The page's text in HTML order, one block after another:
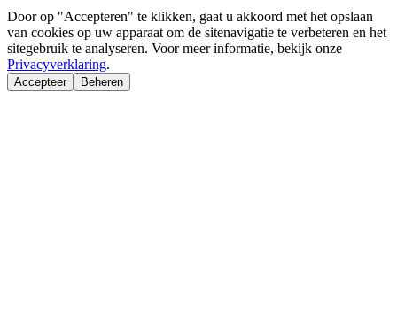
Door op "Accepteren" te klikken, gaat u akkoord met het opslaan
van cookies op uw apparaat om de sitenavigatie te verbeteren en het
sitegebruik te analyseren. Voor meer informatie, bekijk onze
Privacyverklaring.
Accepteer Beheren